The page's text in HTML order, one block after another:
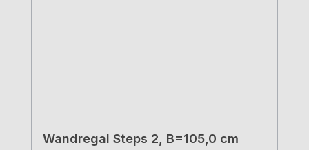
Wandregal Steps 2, B=105,0 cm